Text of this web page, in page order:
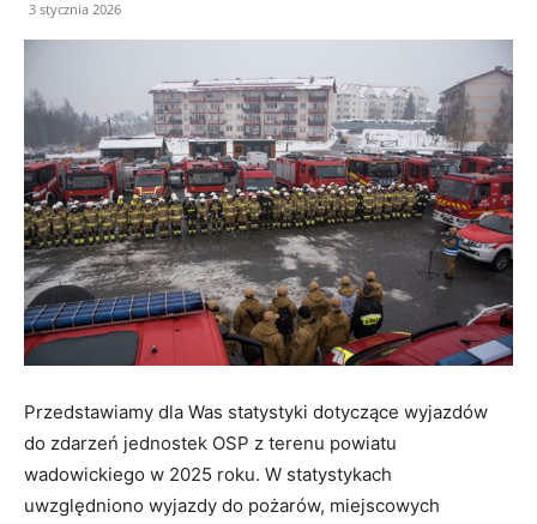
3 stycznia 2026
Przedstawiamy dla Was statystyki dotyczące wyjazdów
do zdarzeń jednostek OSP z terenu powiatu
wadowickiego w 2025 roku. W statystykach
uwzględniono wyjazdy do pożarów, miejscowych